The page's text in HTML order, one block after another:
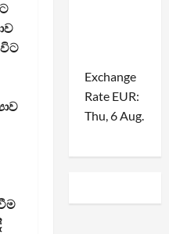
Exchange
Rate EUR:
Thu, 6 Aug.